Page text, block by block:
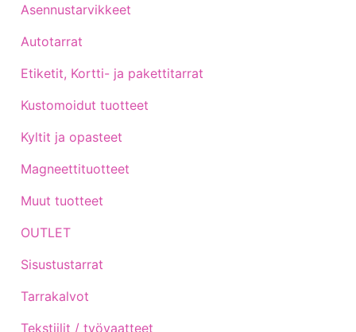
Asennustarvikkeet
Autotarrat
Etiketit, Kortti- ja pakettitarrat
Kustomoidut tuotteet
Kyltit ja opasteet
Magneettituotteet
Muut tuotteet
OUTLET
Sisustustarrat
Tarrakalvot
Tekstiilit / työvaatteet